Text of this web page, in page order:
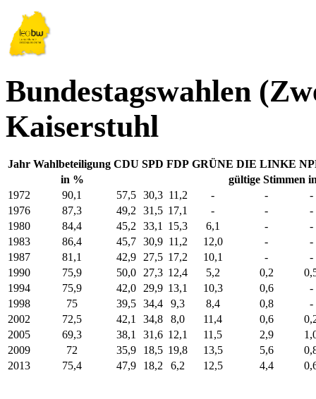
Bundestagswahlen
Kaiserstuhl
Jahr Wahlbeteiligung CDU SPD FDP GRÜNE DIE LINKE
in %
gültige Stimmen
1972
90,1 57,5 30,3 11,2 - -
-
1976
87,3 49,2 31,5 17,1 - -
-
1980
84,4 45,2 33,1 15,3 6,1 -
-
1983
86,4 45,7 30,9 11,2 12,0 -
-
1987
81,1 42,9 27,5 17,2 10,1 -
-
1990
75,9 50,0 27,3 12,4 5,2 0,2
1994
75,9 42,0 29,9 13,1 10,3 0,6
-
1998
75 39,5 34,4 9,3 8,4 0,8
-
2002
72,5 42,1 34,8 8,0 11,4 0,6
2005
69,3 38,1 31,6 12,1 11,5 2,9
2009
72 35,9 18,5 19,8 13,5 5,6
2013
75,4 47,9 18,2 6,2 12,5 4,4